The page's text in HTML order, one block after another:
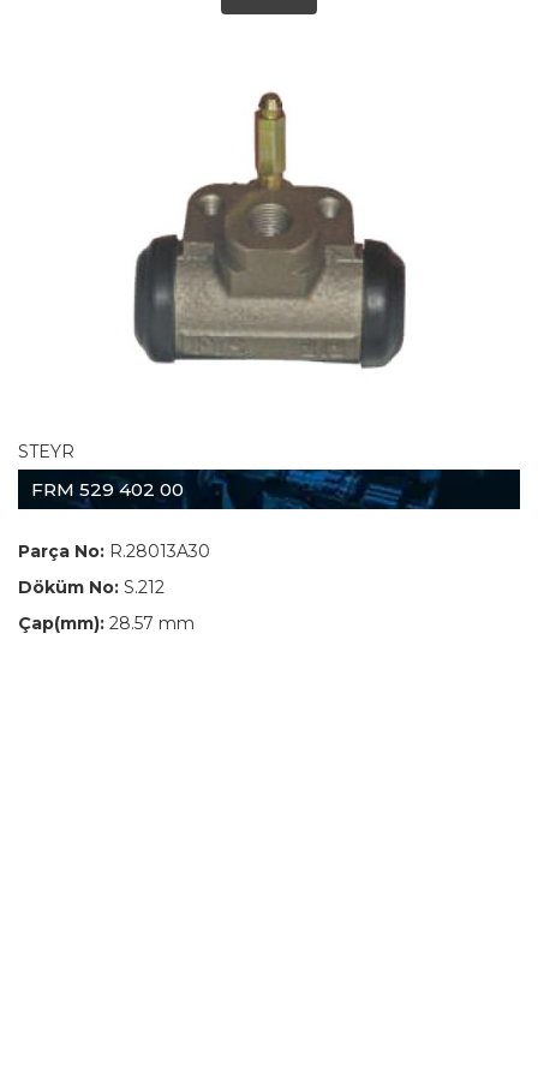
STEYR
FRM 529 402 00
Parça No: R.28013A30
Döküm No: S.212
Çap(mm): 28.57 mm